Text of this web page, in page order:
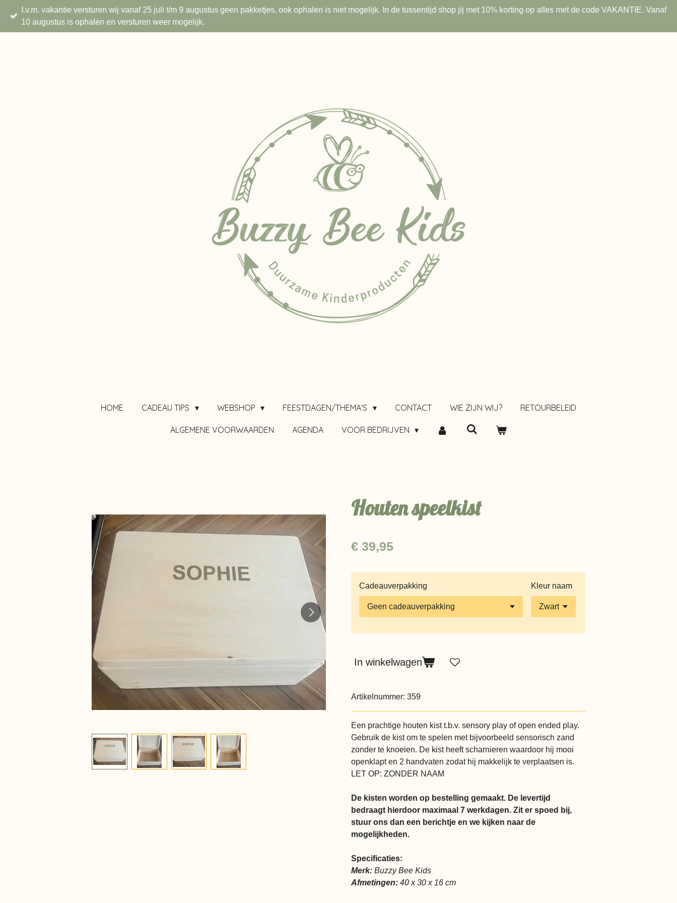
direct
naar
I.v.m. vakantie versturen wij vanaf 25 juli t/m 9 augustus geen pakketjes, ook ophalen is niet mogelijk. In de tussentijd shop jij met 10% korting op alles met de code VAKANTIE. Vanaf
10 augustus is ophalen en versturen weer mogelijk.
HOME CADEAU TIPS WEBSHOP FEESTDAGEN/THEMA'S CONTACT WIE ZIJN WIJ? RETOURBELEID
ALGEMENE VOORWAARDEN AGENDA VOOR BEDRIJVEN
Houten speelkist
€ 39,95
Cadeauverpakking Kleur naam
In winkelwagen
Artikelnummer: 359
Een prachtige houten kist t.b.v. sensory play of open ended play.
Gebruik de kist om te spelen met bijvoorbeeld sensorisch zand
zonder te knoeien. De kist heeft scharnieren waardoor hij mooi
openklapt en 2 handvaten zodat hij makkelijk te verplaatsen is.
LET OP: ZONDER NAAM
De kisten worden op bestelling gemaakt. De levertijd
bedraagt hierdoor maximaal 7 werkdagen. Zit er spoed bij,
stuur ons dan een berichtje en we kijken naar de
mogelijkheden.
Specificaties:
Merk: Buzzy Bee Kids
Afmetingen: 40 x 30 x 16 cm